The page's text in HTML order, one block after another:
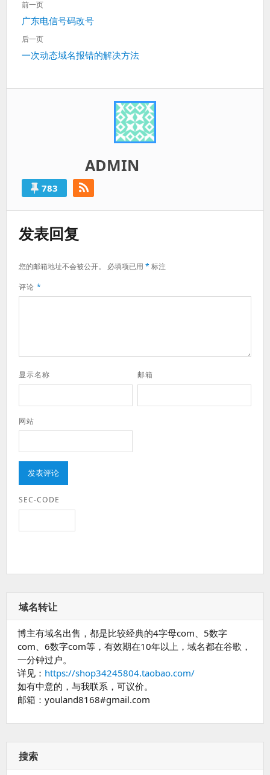
章
导
航
前一页
上
一
广东电信号码改号
后一页
下
一次动态域名报错的解决方法
ADMIN
783
发表回复
您的邮箱地址不会被公开。 必填项已用 *标注
评论 *
显示名称 邮箱
网站
SEC-CODE
域名转让
博主有域名出售，都是比较经典的4字母com、5数字
com、6数字com等，有效期在10年以上，域名都在谷歌，
一分钟过户。
详见： https://shop34245804.taobao.com/
如有中意的，与我联系，可议价。
邮箱：youland8168#gmail.com
搜索